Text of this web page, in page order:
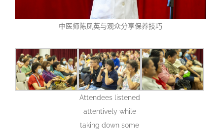
中医师陈凤英与观众分享保养技巧
Attendees listened
attentively while
taking down some